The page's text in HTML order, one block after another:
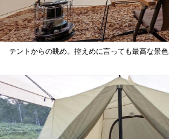
テントからの眺め。控えめに言っても最高な景色